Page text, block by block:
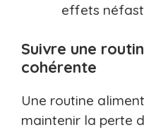
effets
Suivre une
cohérente
Une routine
maintenir la perte